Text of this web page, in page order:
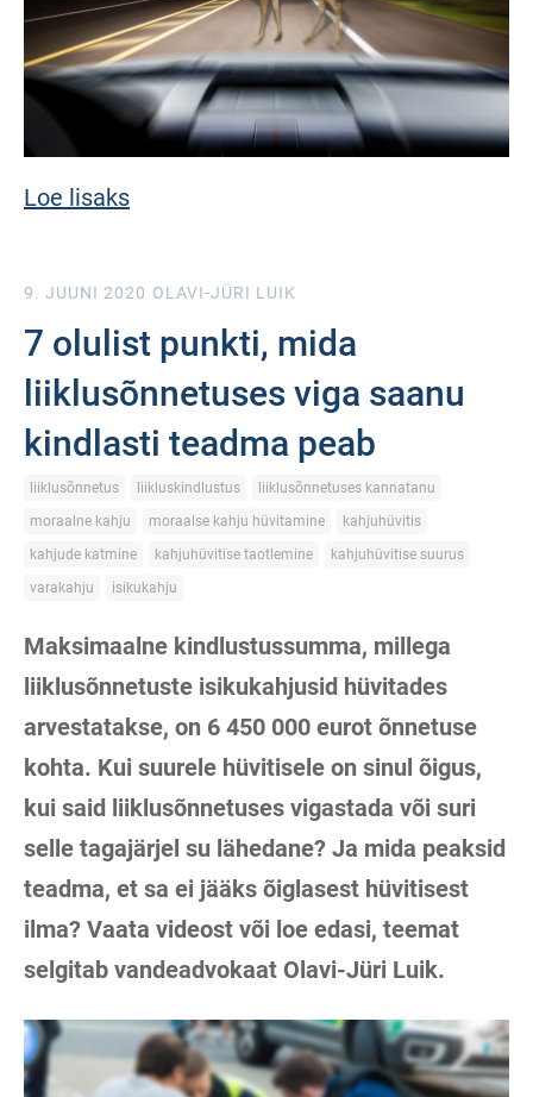
Loe lisaks
9. JUUNI 2020 OLAVI-JÜRI LUIK
7 olulist punkti, mida
liiklusõnnetuses viga saanu
kindlasti teadma peab
liiklusõnnetus liikluskindlustus
liiklusõnnetuses kannatanu
moraalne kahju
moraalse kahju hüvitamine
kahjuhüvitis
kahjude katmine
kahjuhüvitise taotlemine
kahjuhüvitise suurus
varakahju
isikukahju
Maksimaalne kindlustussumma, millega
liiklusõnnetuste isikukahjusid hüvitades
arvestatakse, on 6 450 000 eurot õnnetuse
kohta. Kui suurele hüvitisele on sinul õigus,
kui said liiklusõnnetuses vigastada või suri
selle tagajärjel su lähedane? Ja mida peaksid
teadma, et sa ei jääks õiglasest hüvitisest
ilma? Vaata videost või loe edasi, teemat
selgitab vandeadvokaat Olavi-Jüri Luik.